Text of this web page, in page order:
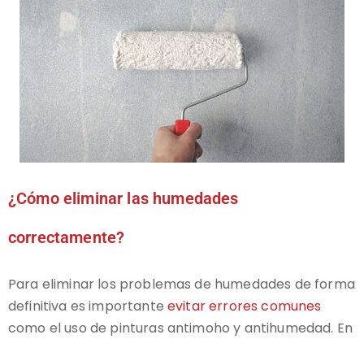
¿Cómo eliminar las humedades
correctamente?
Para eliminar los problemas de humedades de forma
definitiva es importanteevitar errores comunes
como el uso de pinturas antimoho y antihumedad. En